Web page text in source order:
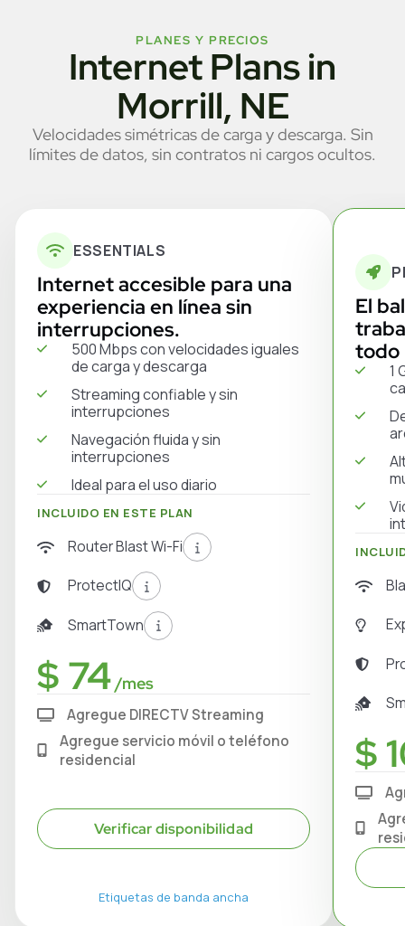
PLANES Y PRECIOS
Internet Plans in
Morrill, NE
Velocidades simétricas de carga y descarga. Sin
límites de datos, sin contratos ni cargos ocultos.
ESSENTIALS
Internet accesible para una
experiencia en línea sin
interrupciones.
$ 74/mes
500 Mbps con velocidades iguales
de carga y descarga
Streaming confiable y sin
interrupciones
Navegación fluida y sin
interrupciones
Ideal para el uso diario
INCLUIDO EN ESTE PLAN
Router Blast Wi-Fi
ProtectIQ
SmartTown
Agregue DIRECTV Streaming
Agregue servicio móvil o teléfono
residencial
Verificar disponibilidad
Etiquetas de banda ancha
El
todo
$
1